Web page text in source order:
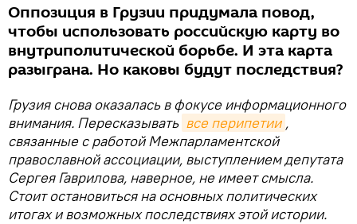
Оппозиция в Грузии придумала повод,
чтобы использовать российскую карту во
внутриполитической борьбе. И эта карта
разыграна. Но каковы будут последствия?
Грузия снова оказалась в фокусе информационного
внимания. Пересказывать все перипетии ,
связанные с работой Межпарламентской
православной ассоциации, выступлением депутата
Сергея Гаврилова, наверное, не имеет смысла.
Стоит остановиться на основных политических
итогах и возможных последствиях этой истории.